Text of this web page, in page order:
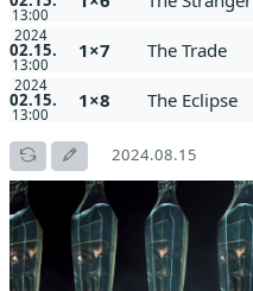
13:00
2024
02.15.
13:00
1×7 The Trade
2024
02.15.
13:00
1×8 The Eclipse
2024.08.15